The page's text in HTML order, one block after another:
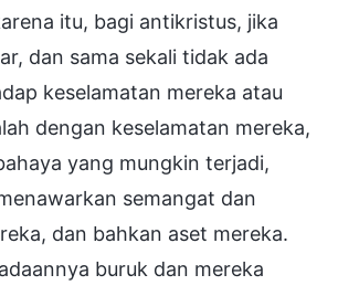
itu, bagi antikristus, jika
dan sama sekali tidak ada
keselamatan mereka atau
dengan keselamatan mereka,
yang mungkin terjadi,
semangat dan
dan bahkan aset mereka.
buruk dan mereka